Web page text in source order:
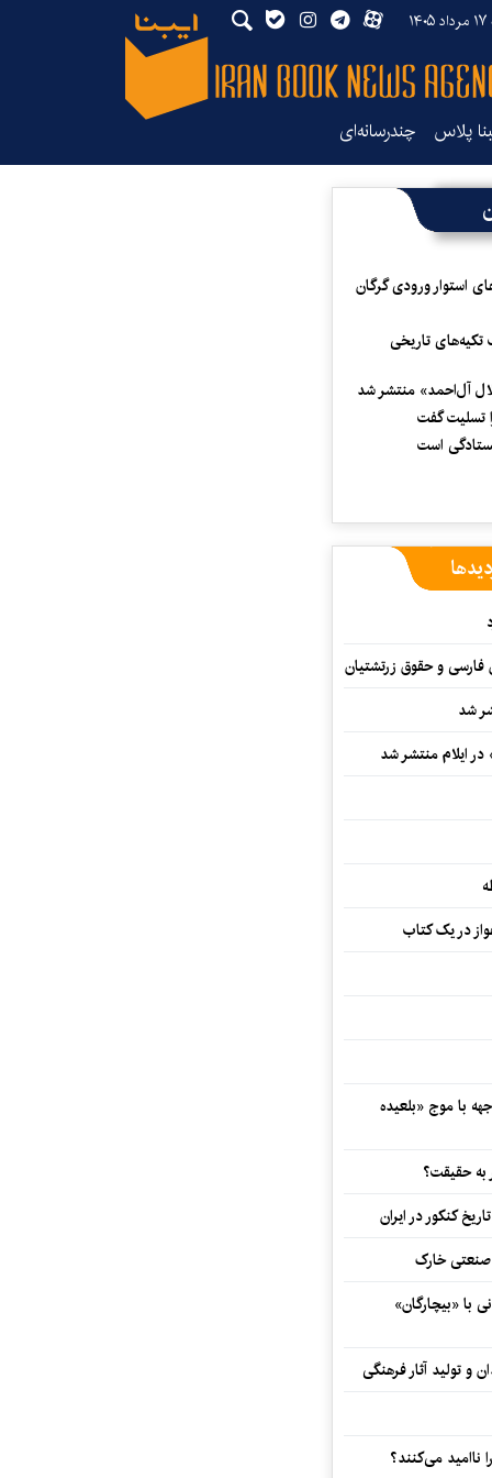
پلاس چندرسانه‌ای
استوار ورودی گرگان
تکیه‌های تاریخی
آل‌احمد» منتشر شد
تسلیت گفت
است
فارسی و حقوق زرتشتیان
شد
ایلام منتشر شد
در یک کتاب
با موج «بلعیده
به حقیقت؟
کنکور در ایران
صنعتی خارک
با «بیچارگان»
و تولید آثار فرهنگی
ناامید می‌کنند؟